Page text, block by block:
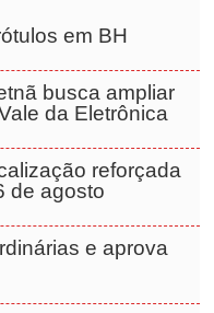
em BH
busca ampliar
da Eletrônica
reforçada
de agosto
e aprova